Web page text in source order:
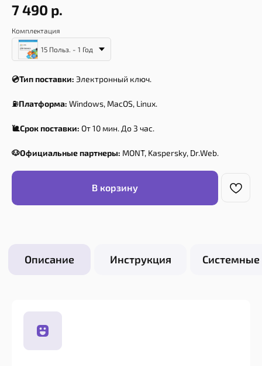
7 490 р.
Комплектация
15 Польз. - 1 Год
💿Тип поставки: Электронный ключ.
⛽Платформа: Windows, MacOS, Linux.
🐌Срок поставки: От 10 мин. До 3 час.
🐶Официальные партнеры: MONT, Kaspersky, Dr.Web.
В корзину